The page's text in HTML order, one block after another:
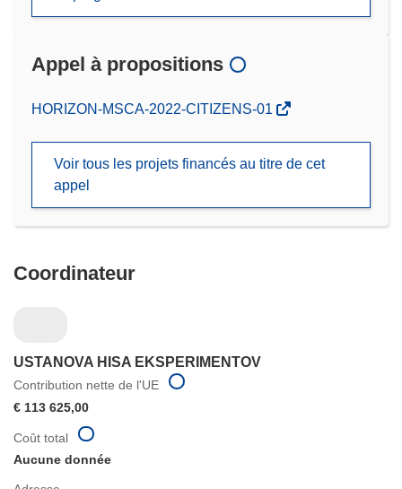
Appel à propositions
(s’ouvre
nouvelle
fenêtre)
HORIZON-MSCA-2022-CITIZENS-01
Voir tous les projets financés au titre de cet
appel
Coordinateur
USTANOVA HISA EKSPERIMENTOV
Contribution nette de l'UE
€ 113 625,00
Coût total
Aucune donnée